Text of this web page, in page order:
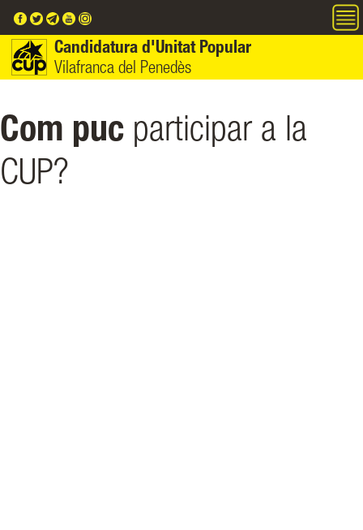
Candidatura d'Unitat Popular
Vilafranca del Penedès
Com puc participar a la
CUP?